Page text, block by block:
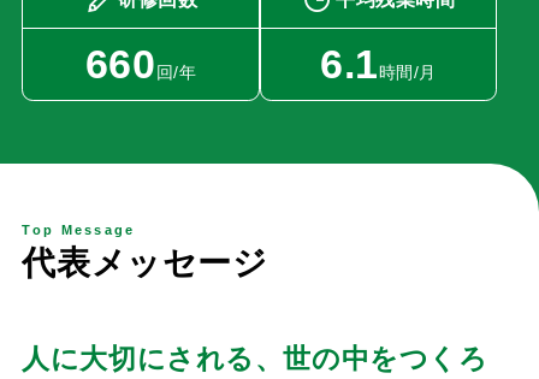
660 回/年 6.1 時間/月
Top Message
代表メ ッセージ
人に大切にされる、世の中をつくろ